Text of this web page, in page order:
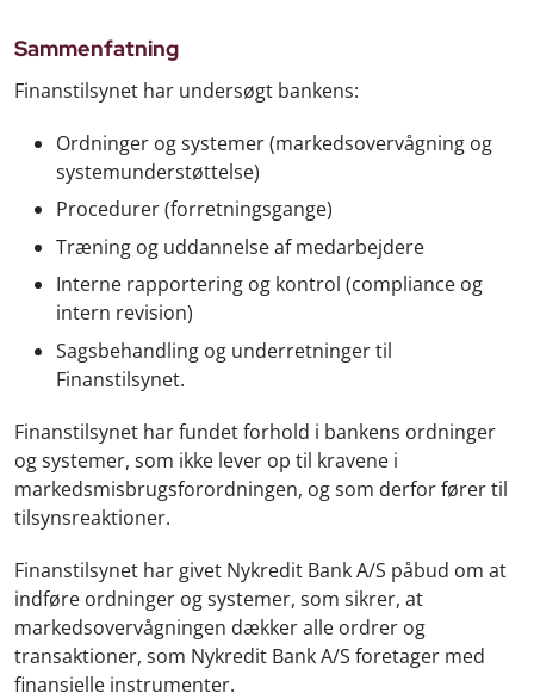
Sammenfatning
Finanstilsynet har undersøgt bankens:
Ordninger og systemer (markedsovervågning og
systemunderstøttelse)
Procedurer (forretningsgange)
Træning og uddannelse af medarbejdere
Interne rapportering og kontrol (compliance og
intern revision)
Sagsbehandling og underretninger til
Finanstilsynet.
Finanstilsynet har fundet forhold i bankens ordninger
og systemer, som ikke lever op til kravene i
markedsmisbrugsforordningen, og som derfor fører til
tilsynsreaktioner.
Finanstilsynet har givet Nykredit Bank A/S påbud om at
indføre ordninger og systemer, som sikrer, at
markedsovervågningen dækker alle ordrer og
transaktioner, som Nykredit Bank A/S foretager med
finansielle instrumenter.